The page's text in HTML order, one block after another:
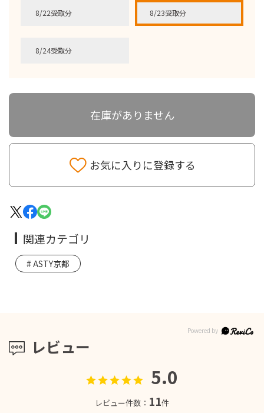
8/22受取分 8/23受取分
8/24受取分
お気に入りに登録する
在庫がありません
レビュー
5.0
レビュー件数： 11件
関連カテゴリ
ASTY京都